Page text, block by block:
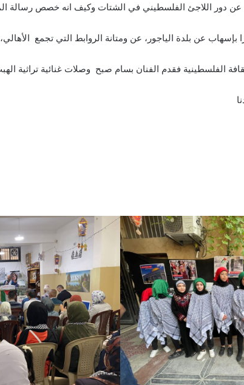
عن دور اللاجئ الفلسطيني في الشتات وكيف انه خصص رسالة
بإسهاب عن بلدة الياجور، عن ومتانة الروابط التي تجمع
الفلسطينية فقدم الفنان بسام صبح وصلات غنائية